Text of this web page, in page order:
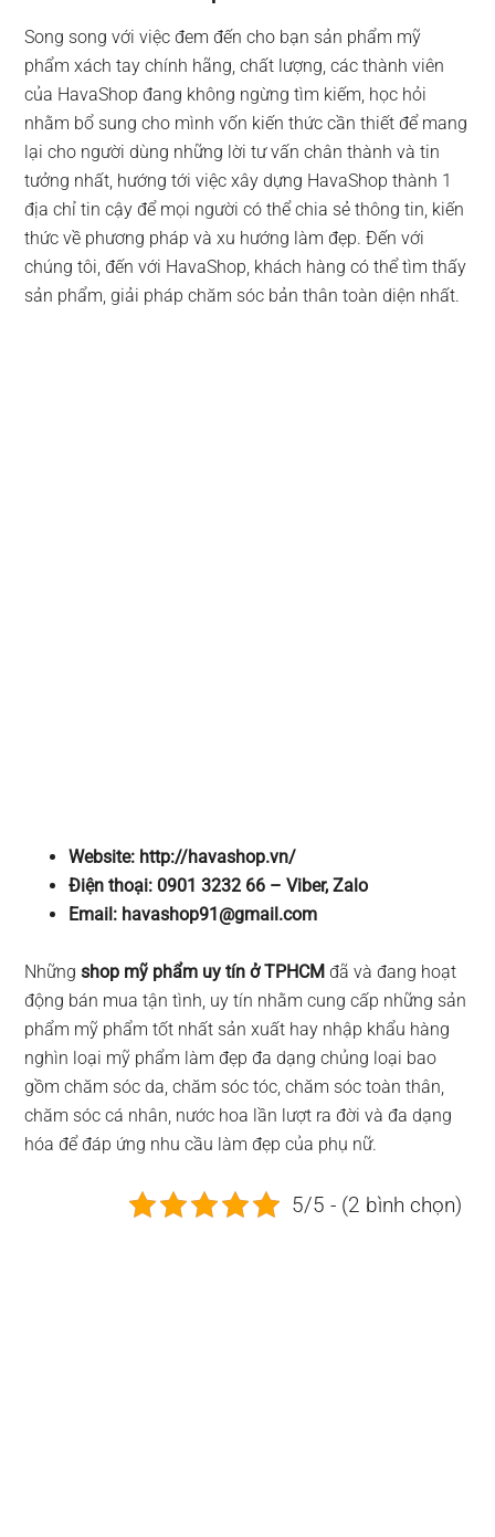
Song song với việc đem đến cho bạn sản phẩm mỹ
phẩm xách tay chính hãng, chất lượng, các thành viên
của HavaShop đang không ngừng tìm kiếm, học hỏi
nhằm bổ sung cho mình vốn kiến thức cần thiết để mang
lại cho người dùng những lời tư vấn chân thành và tin
tưởng nhất, hướng tới việc xây dựng HavaShop thành 1
địa chỉ tin cậy để mọi người có thể chia sẻ thông tin, kiến
thức về phương pháp và xu hướng làm đẹp. Đến với
chúng tôi, đến với HavaShop, khách hàng có thể tìm thấy
sản phẩm, giải pháp chăm sóc bản thân toàn diện nhất.
Website: http://havashop.vn/
Điện thoại: 0901 3232 66 – Viber, Zalo
Email: havashop91@gmail.com
Những shop mỹ phẩm uy tín ở TPHCM đã và đang hoạt
động bán mua tận tình, uy tín nhằm cung cấp những sản
phẩm mỹ phẩm tốt nhất sản xuất hay nhập khẩu hàng
nghìn loại mỹ phẩm làm đẹp đa dạng chủng loại bao
gồm chăm sóc da, chăm sóc tóc, chăm sóc toàn thân,
chăm sóc cá nhân, nước hoa lần lượt ra đời và đa dạng
hóa để đáp ứng nhu cầu làm đẹp của phụ nữ.
5/5 - (2 bình chọn)